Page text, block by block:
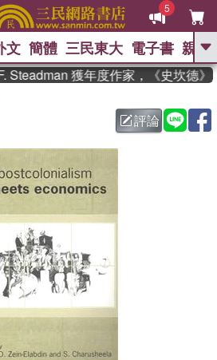
5
GO
父親節 、 如果歷
暑期推薦 、 國際布克
獎 臺灣漫遊錄 、 方念華
登輝時代 、 數學女孩：黎曼猜想
偉大的迷走神經
文 簡體 三民東大 電子書 親子
獲年度作家，《史坎德》
評論